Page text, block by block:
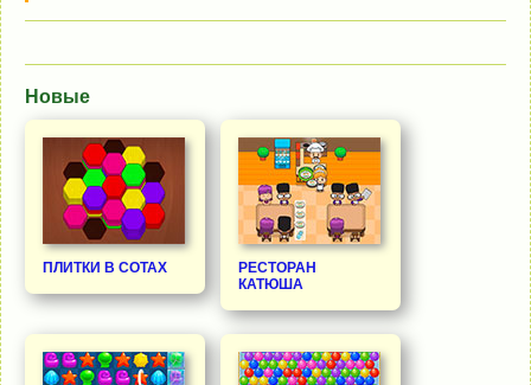
Новые
ПЛИТКИ В СОТАХ
РЕСТОРАН
КАТЮША